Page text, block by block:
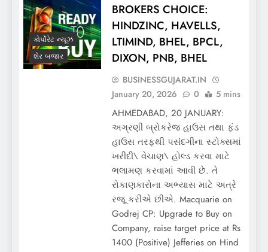
કોર્પોરેટ ન્યૂઝ
શેર બજાર
BROKERS CHOICE:
HINDZINC, HAVELLS,
LTIMIND, BHEL, BPCL,
DIXON, PNB, BHEL
BUSINESSGUJARAT.IN
January 20, 2026
0 5 mins
AHMEDABAD, 20 JANUARY:
અગ્રણી બ્રોકરેજ હાઉસ તથા ફંડ
હાઉસ તરફથી પસંદગીના સ્ટોક્સમાં
ખરીદી\ વેચાણ\ હોલ્ડ કરવા માટે
ભલામણ કરવામાં આવી છે. તે
રોકાણકારોના અભ્યાસ માટે અત્રે
રજૂ કરીએ છીએ. Macquarie on
Godrej CP: Upgrade to Buy on
Company, raise target price at Rs
1400 (Positive) Jefferies on Hind